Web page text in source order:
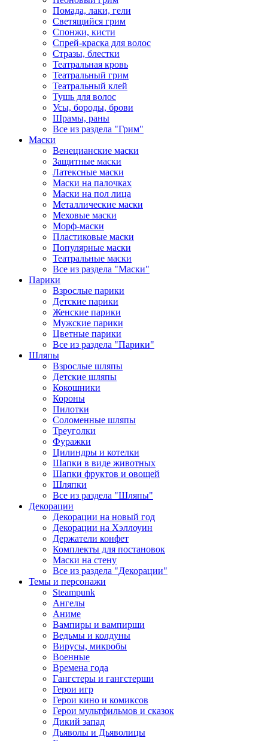
Помада, лаки, гели
Светящийся грим
Спонжи, кисти
Спрей-краска для волос
Стразы, блестки
Театральная кровь
Театральный грим
Театральный клей
Тушь для волос
Усы, бороды, брови
Шрамы, раны
Все из раздела "Грим"
Маски
Венецианские маски
Защитные маски
Латексные маски
Маски на палочках
Маски на пол лица
Металлические маски
Меховые маски
Морф-маски
Пластиковые маски
Популярные маски
Театральные маски
Все из раздела "Маски"
Парики
Взрослые парики
Детские парики
Женские парики
Мужские парики
Цветные парики
Все из раздела "Парики"
Шляпы
Взрослые шляпы
Детские шляпы
Кокошники
Короны
Пилотки
Соломенные шляпы
Треуголки
Фуражки
Цилиндры и котелки
Шапки в виде животных
Шапки фруктов и овощей
Шляпки
Все из раздела "Шляпы"
Декорации
Декорации на новый год
Декорации на Хэллоуин
Держатели конфет
Комплекты для постановок
Маски на стену
Все из раздела "Декорации"
Темы и персонажи
Steampunk
Ангелы
Аниме
Вампиры и вампирши
Ведьмы и колдуны
Вирусы, микробы
Военные
Времена года
Гангстеры и гангстерши
Герои игр
Герои кино и комиксов
Герои мультфильмов и сказок
Дикий запад
Дьяволы и Дьяволицы